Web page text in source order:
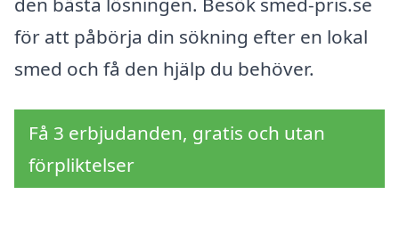
för att påbörja din sökning efter en lokal
smed och få den hjälp du behöver.
Få 3 erbjudanden, gratis och utan
förpliktelser